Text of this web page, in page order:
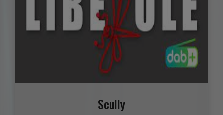
Scully